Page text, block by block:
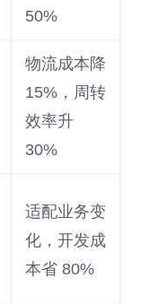
50%
物流成本降
15%，周转
效率升
30%
适配业务变
化，开发成
本省 80%